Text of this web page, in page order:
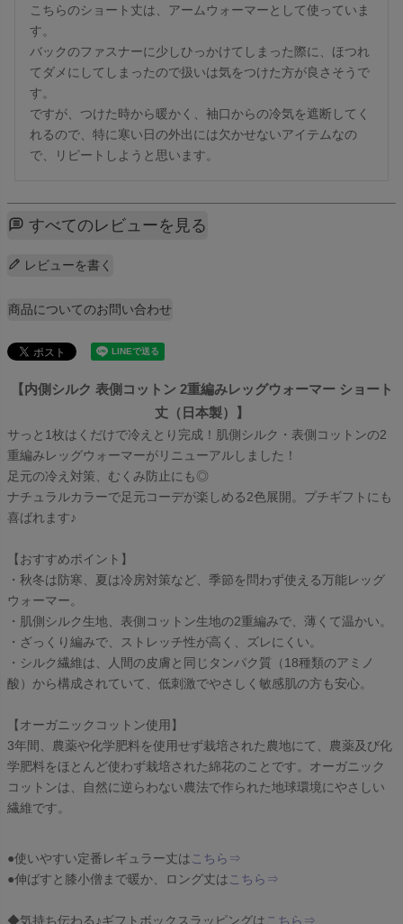
こちらのショート丈は、アームウォーマーとして使っていま
す。
バックのファスナーに少しひっかけてしまった際に、ほつれ
てダメにしてしまったので扱いは気をつけた方が良さそうで
す。
ですが、つけた時から暖かく、袖口からの冷気を遮断してく
れるので、特に寒い日の外出には欠かせないアイテムなの
で、リピートしようと思います。
すべてのレビューを見る
レビューを書く
商品についてのお問い合わせ
【内側シルク 表側コットン 2重編みレッグウォーマー ショート
丈（日本製）】
サっと1枚はくだけで冷えとり完成！肌側シルク・表側コットンの2
重編みレッグウォーマーがリニューアルしました！
足元の冷え対策、むくみ防止にも◎
ナチュラルカラーで足元コーデが楽しめる2色展開。プチギフトにも
喜ばれます♪
【おすすめポイント】
・秋冬は防寒、夏は冷房対策など、季節を問わず使える万能レッグ
ウォーマー。
・肌側シルク生地、表側コットン生地の2重編みで、薄くて温かい。
・ざっくり編みで、ストレッチ性が高く、ズレにくい。
・シルク繊維は、人間の皮膚と同じタンパク質（18種類のアミノ
酸）から構成されていて、低刺激でやさしく敏感肌の方も安心。
【オーガニックコットン使用】
3年間、農薬や化学肥料を使用せず栽培された農地にて、農薬及び化
学肥料をほとんど使わず栽培された綿花のことです。オーガニック
コットンは、自然に逆らわない農法で作られた地球環境にやさしい
繊維です。
●使いやすい定番レギュラー丈はこちら⇒
●伸ばすと膝小僧まで暖か、ロング丈はこちら⇒
◆気持ち伝わる♪ギフトボックスラッピングは こちら⇒